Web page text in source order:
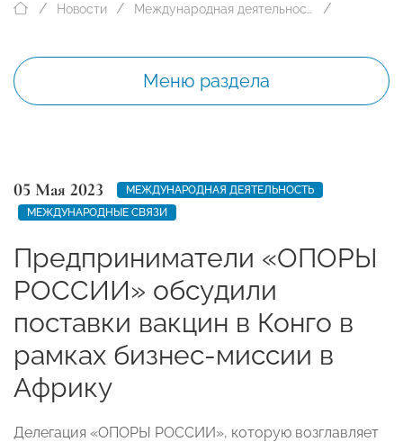
Новости Международная деятельность
Меню раздела
05 Мая 2023
МЕЖДУНАРОДНАЯ ДЕЯТЕЛЬНОСТЬ
МЕЖДУНАРОДНЫЕ СВЯЗИ
Предприниматели «ОПОРЫ
РОССИИ» обсудили
поставки вакцин в Конго в
рамках бизнес-миссии в
Африку
Делегация «ОПОРЫ РОССИИ», которую возглавляет